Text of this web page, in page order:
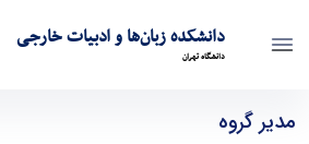
دانشکده زبان‌ها و ادبیات خارجی
دانشگاه تهران
گروه زبان‌ها و ادبیات رومانس - ffll- دانشکده زبانها و ادبیات خارجی
مدیر گروه